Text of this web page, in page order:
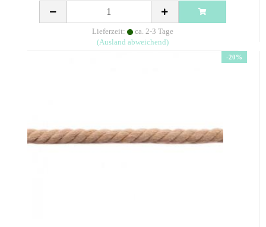
Lieferzeit:
ca. 2-3 Tage
(Ausland abweichend)
-20%